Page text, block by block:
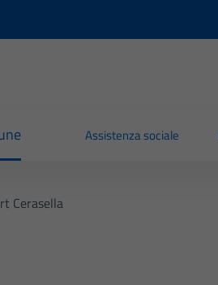
Assistenza sociale
Cerasella